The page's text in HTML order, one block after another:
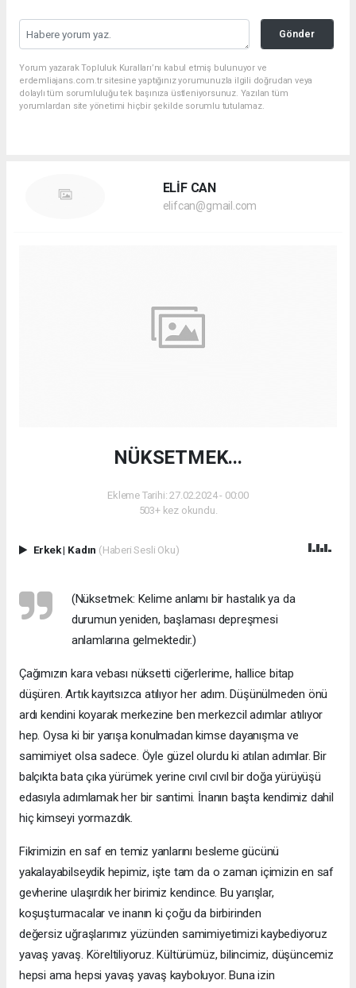
Gönder
Yorum yazarak Topluluk Kuralları’nı kabul etmiş bulunuyor ve
erdemliajans.com.tr sitesine yaptığınız yorumunuzla ilgili doğrudan veya
dolaylı tüm sorumluluğu tek başınıza üstleniyorsunuz. Yazılan tüm
yorumlardan site yönetimi hiçbir şekilde sorumlu tutulamaz.
ELİF CAN
elifcan@gmail.com
NÜKSETMEK...
Ekleme Tarihi: 27.02.2024 - 00:00
503+ kez okundu.
Erkek| Kadın (Haberi Sesli Oku)
(Nüksetmek: Kelime anlamı bir hastalık ya da
durumun yeniden, başlaması depreşmesi
anlamlarına gelmektedir.)
Çağımızın kara vebası nüksetti ciğerlerime, hallice bitap
düşüren. Artık kayıtsızca atılıyor her adım. Düşünülmeden önü
ardı kendini koyarak merkezine ben merkezcil adımlar atılıyor
hep. Oysa ki bir yarışa konulmadan kimse dayanışma ve
samimiyet olsa sadece. Öyle güzel olurdu ki atılan adımlar. Bir
balçıkta bata çıka yürümek yerine cıvıl cıvıl bir doğa yürüyüşü
edasıyla adımlamak her bir santimi. İnanın başta kendimiz dahil
hiç kimseyi yormazdık.
Fikrimizin en saf en temiz yanlarını besleme gücünü
yakalayabilseydik hepimiz, işte tam da o zaman içimizin en saf
gevherine ulaşırdık her birimiz kendince. Bu yarışlar,
koşuşturmacalar ve inanın ki çoğu da birbirinden
değersiz uğraşlarımız yüzünden samimiyetimizi kaybediyoruz
yavaş yavaş. Köreltiliyoruz. Kültürümüz, bilincimiz, düşüncemiz
hepsi ama hepsi yavaş yavaş kayboluyor. Buna izin